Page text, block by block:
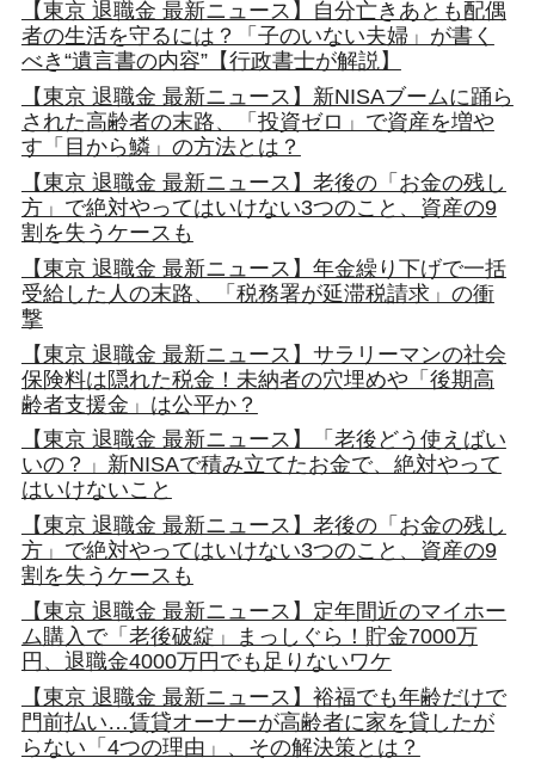
【東京 退職金 最新ニュース】自分亡きあとも配偶
者の生活を守るには？「子のいない夫婦」が書く
べき“遺言書の内容”【行政書士が解説】
【東京 退職金 最新ニュース】新NISAブームに踊ら
された高齢者の末路、「投資ゼロ」で資産を増や
す「目から鱗」の方法とは？
【東京 退職金 最新ニュース】老後の「お金の残し
方」で絶対やってはいけない3つのこと、資産の9
割を失うケースも
【東京 退職金 最新ニュース】年金繰り下げで一括
受給した人の末路、「税務署が延滞税請求」の衝
撃
【東京 退職金 最新ニュース】サラリーマンの社会
保険料は隠れた税金！未納者の穴埋めや「後期高
齢者支援金」は公平か？
【東京 退職金 最新ニュース】「老後どう使えばい
いの？」新NISAで積み立てたお金で、絶対やって
はいけないこと
【東京 退職金 最新ニュース】老後の「お金の残し
方」で絶対やってはいけない3つのこと、資産の9
割を失うケースも
【東京 退職金 最新ニュース】定年間近のマイホー
ム購入で「老後破綻」まっしぐら！貯金7000万
円、退職金4000万円でも足りないワケ
【東京 退職金 最新ニュース】裕福でも年齢だけで
門前払い…賃貸オーナーが高齢者に家を貸したが
らない「4つの理由」、その解決策とは？